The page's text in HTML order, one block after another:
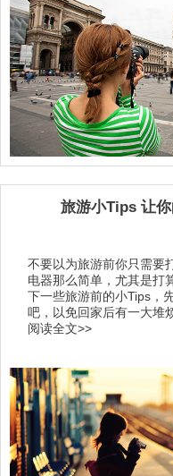
旅游小Tips 让
不要以为旅游前你只需要
电器那么简单，尤其是打
下一些旅游前的小Tips，
吧，以免回家后有一大堆
阅读全文>>